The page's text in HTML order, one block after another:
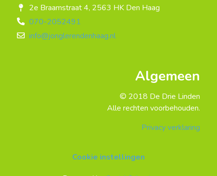
2e Braamstraat 4, 2563 HK Den Haag
070-2052491
info@jonglerendenhaag.nl
Algemeen
© 2018 De Drie Linden
Alle rechten voorbehouden.
Privacy verklaring
Cookie instellingen